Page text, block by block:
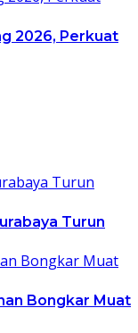
2026, Perkuat
Turun
Bongkar Muat